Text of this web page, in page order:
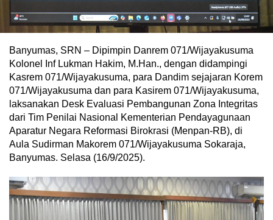
Banyumas, SRN – Dipimpin Danrem 071/Wijayakusuma
Kolonel Inf Lukman Hakim, M.Han., dengan didampingi
Kasrem 071/Wijayakusuma, para Dandim sejajaran Korem
071/Wijayakusuma dan para Kasirem 071/Wijayakusuma,
laksanakan Desk Evaluasi Pembangunan Zona Integritas
dari Tim Penilai Nasional Kementerian Pendayagunaan
Aparatur Negara Reformasi Birokrasi (Menpan-RB), di
Aula Sudirman Makorem 071/Wijayakusuma Sokaraja,
Banyumas. Selasa (16/9/2025).